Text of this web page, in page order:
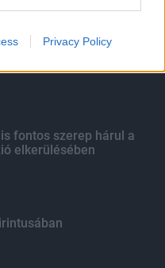
Privacy Policy
is szakirányú
fontos szerep hárul a
elkerülésében